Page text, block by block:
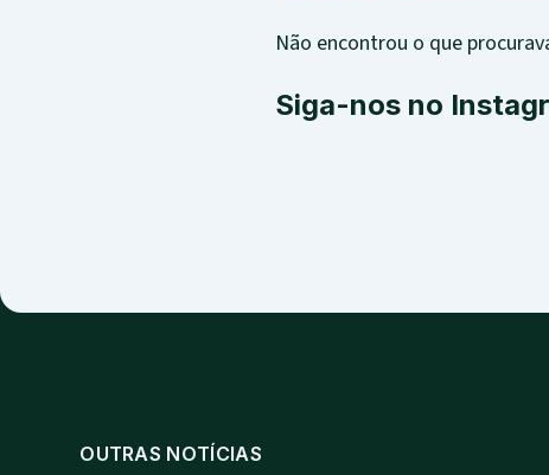
Não encontrou o que
Siga-nos no
OUTRAS NOTÍCIAS